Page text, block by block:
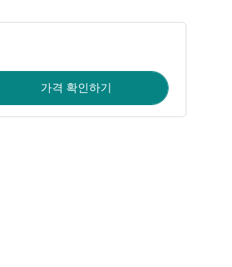
가격 확인하기